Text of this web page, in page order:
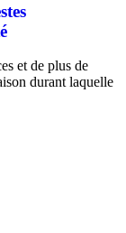
et de plus de
durant laquelle